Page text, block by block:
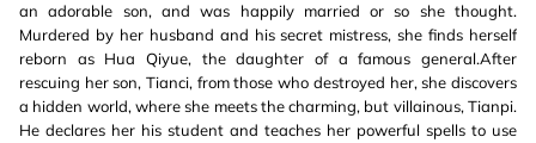
an adorable son, and was happily married or so she thought.
Murdered by her husband and his secret mistress, she finds herself
reborn as Hua Qiyue, the daughter of a famous general.After
rescuing her son, Tianci, from those who destroyed her, she discovers
a hidden world, where she meets the charming, but villainous, Tianpi.
He declares her his student and teaches her powerful spells to use